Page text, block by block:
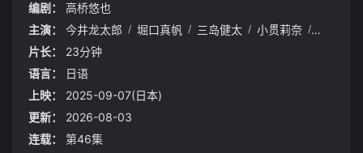
编剧：
高桥悠也
主演：
今井龙太郎 / 堀口真帆 / 三岛健太 / 小贯莉奈 / 八木美树
片长：
23分钟
语言：
日语
上映：
2025-09-07(日本)
更新：
2026-08-03
连载：
第46集